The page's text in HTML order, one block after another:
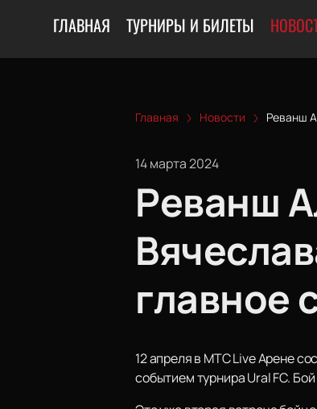
ГЛАВНАЯ ТУРНИРЫ И БИЛЕТЫ
Главная Новости Реванш
14 марта 2024
Реванш
главное
12 апреля в MTC Live Арене
событием турнира Ural FC.